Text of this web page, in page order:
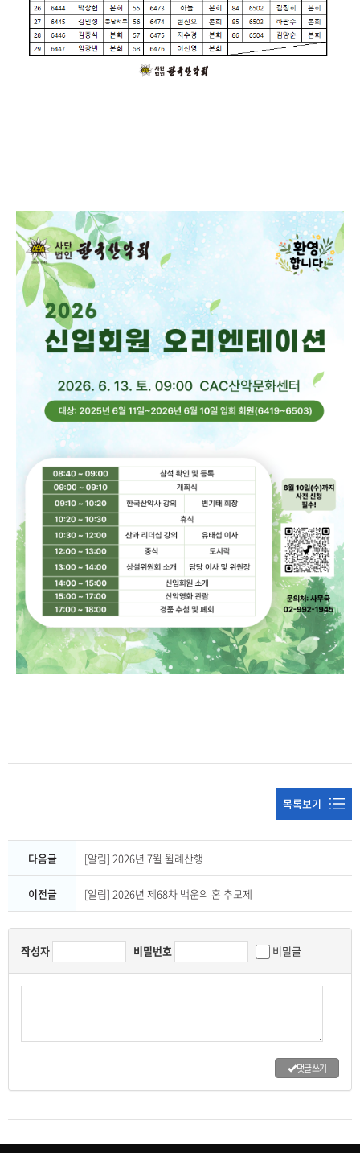
목록보기
다음글 [알림] 2026년 7월 월례산행
이전글 [알림] 2026년 제68차 백운의 혼 추모제
작성자 비밀번호 비밀글
댓글 쓰기